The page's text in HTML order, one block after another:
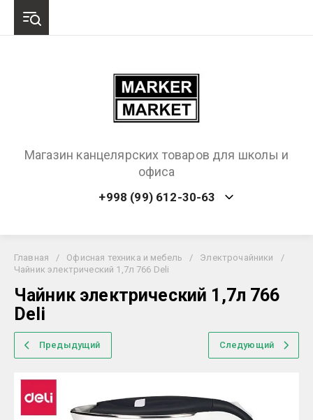
Магазин канцелярских товаров для школы и
офиса
+998 (99) 612-30-63
Главная / Офисная техника и мебель / Электрочайники
/
Чайник электрический 1,7л 766 Deli
Чайник электрический 1,7л 766
Deli
Предыдущий Следующий